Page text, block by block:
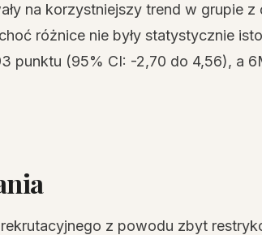
na korzystniejszy trend w grupie z
różnice nie były statystycznie
punktu (95% CI: -2,70 do 4,56), a
rekrutacyjnego z powodu zbyt